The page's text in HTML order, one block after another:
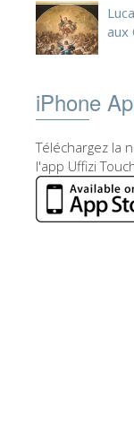
aux
iPhone
Téléchargez la
l'app Uffizi